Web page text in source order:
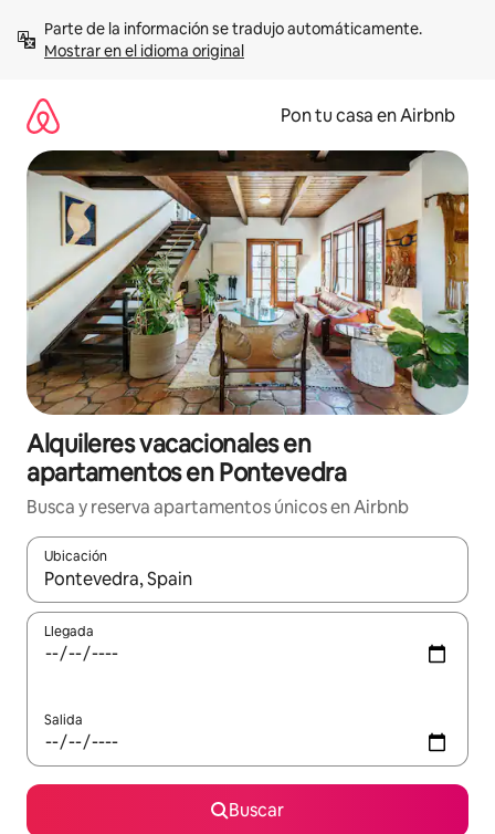
contenidoMostrar en el idioma original
Pon tu casa en Airbnb
Alquileres vacacionales en
apartamentos en Pontevedra
Busca y reserva apartamentos únicos en Airbnb
Ubicación
Cuando los resultados estén disponibles, navega con las
Llegada
Salida
Buscar